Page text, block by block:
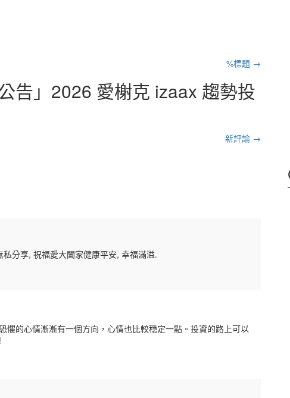
%標題 →
公告」2026 愛榭克 izaax 趨勢投
新評論 →
分享, 祝福愛大闔家健康平安, 幸福滿溢.
懼的心情漸漸有一個方向，心情也比較穏定一點。投資的路上可以